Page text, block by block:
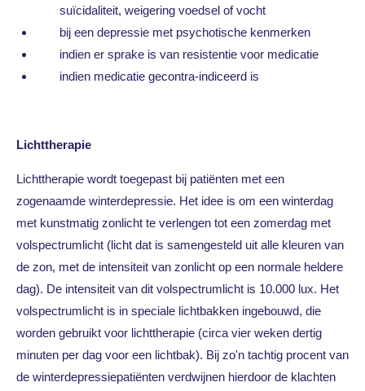
suïcidaliteit, weigering voedsel of vocht
bij een depressie met psychotische kenmerken
indien er sprake is van resistentie voor medicatie
indien medicatie gecontra-indiceerd is
Lichttherapie
Lichttherapie wordt toegepast bij patiënten met een
zogenaamde winterdepressie. Het idee is om een winterdag
met kunstmatig zonlicht te verlengen tot een zomerdag met
volspectrumlicht (licht dat is samengesteld uit alle kleuren van
de zon, met de intensiteit van zonlicht op een normale heldere
dag). De intensiteit van dit volspectrumlicht is 10.000 lux. Het
volspectrumlicht is in speciale lichtbakken ingebouwd, die
worden gebruikt voor lichttherapie (circa vier weken dertig
minuten per dag voor een lichtbak). Bij zo'n tachtig procent van
de winterdepressiepatiënten verdwijnen hierdoor de klachten